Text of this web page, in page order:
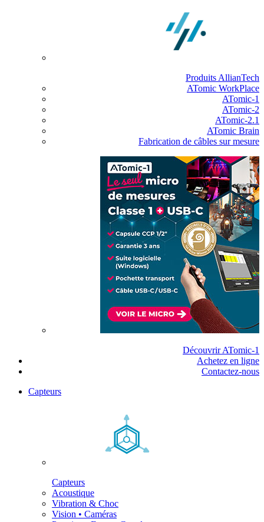
Produits AllianTech
ATomic WorkPlace
ATomic-1
ATomic-2
ATomic-2.1
ATomic Brain
Fabrication de câbles sur mesure
Découvrir ATomic-1
Achetez en ligne
Contactez-nous
Capteurs
Capteurs
Acoustique
Vibration & Choc
Vision • Caméras